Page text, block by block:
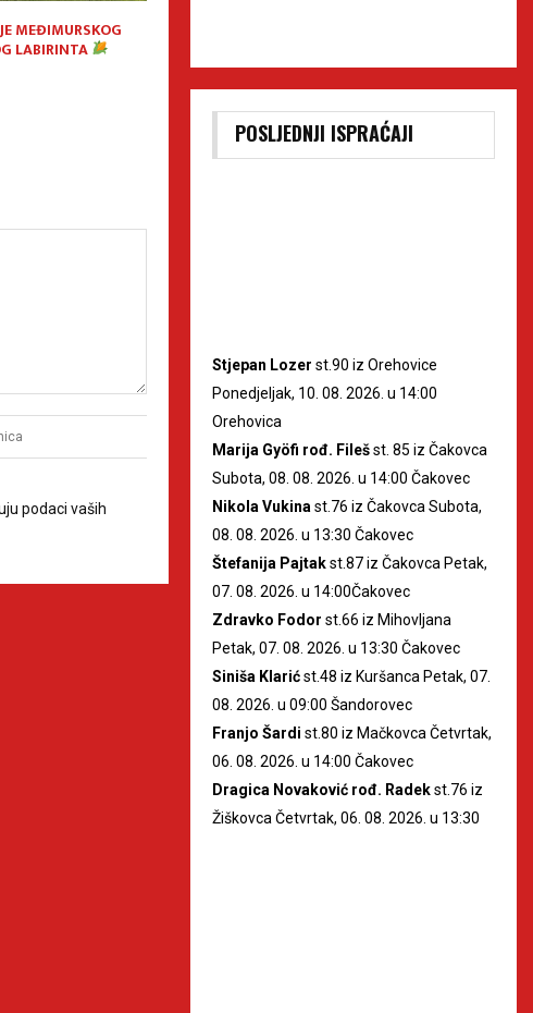
MEĐIMURSKOG
LABIRINTA
Porcijunkulova
podaci vaših
POSLJEDNJI ISPRAĆAJI
Stjepan Lozer st.90 iz Orehovice
Ponedjeljak, 10. 08. 2026. u 14:00
Orehovica
Marija Gyöfi rođ. Filešst. 85 iz Čakovca
Subota, 08. 08. 2026. u 14:00 Čakovec
Nikola Vukina st.76 iz Čakovca Subota,
08. 08. 2026. u 13:30 Čakovec
Štefanija Pajtakst.87 iz Čakovca Petak,
07. 08. 2026. u 14:00Čakovec
Zdravko Fodor st.66 iz Mihovljana
Petak, 07. 08. 2026. u 13:30 Čakovec
Siniša Klarićst.48 iz Kuršanca Petak, 07.
08. 2026. u 09:00 Šandorovec
Franjo Šardi st.80 iz Mačkovca Četvrtak,
06. 08. 2026. u 14:00 Čakovec
Dragica Novaković rođ. Radekst.76 iz
Žiškovca Četvrtak, 06. 08. 2026. u 13:30